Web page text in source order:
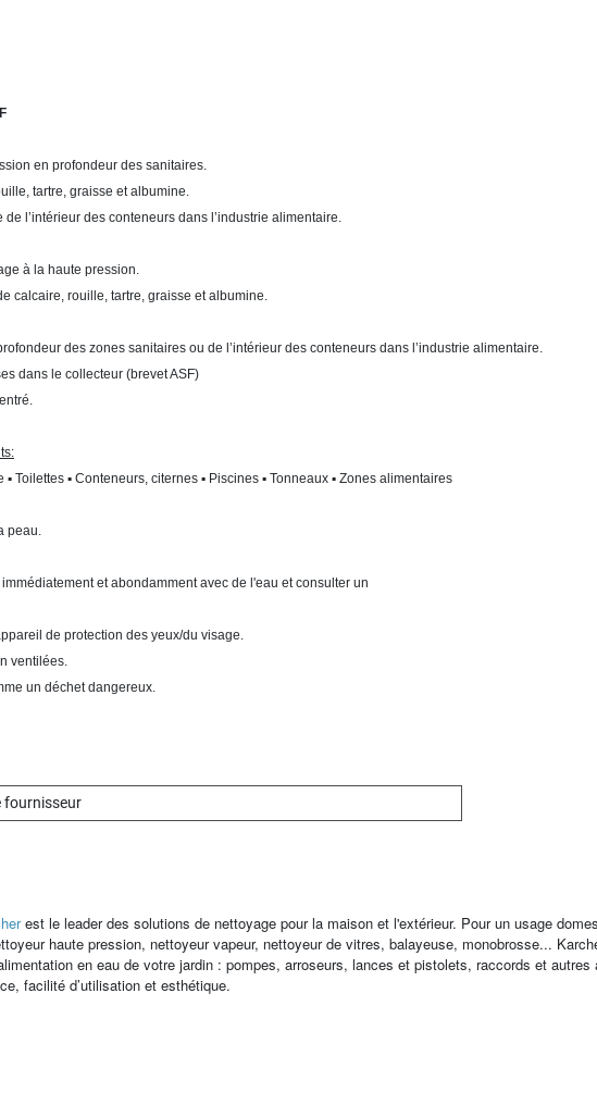
en profondeur des sanitaires.
tartre, graisse et albumine.
l’intérieur des conteneurs dans l’industrie alimentaire.
à la haute pression.
calcaire, rouille, tartre, graisse et albumine.
des zones sanitaires ou de l’intérieur des conteneurs dans l’industrie alimentaire.
dans le collecteur (brevet ASF)
Toilettes ▪ Conteneurs, citernes ▪ Piscines ▪ Tonneaux ▪ Zones alimentaires
peau.
et abondamment avec de l'eau et consulter un
de protection des yeux/du visage.
ventilées.
un déchet dangereux.
fournisseur
est le leader des solutions de nettoyage pour la maison et l'extérieur. Pour un usage
haute pression, nettoyeur vapeur, nettoyeur de vitres, balayeuse, monobrosse...
en eau de votre jardin : pompes, arroseurs, lances et pistolets, raccords et autres
facilité d’utilisation et esthétique.